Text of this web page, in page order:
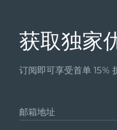
获取独家
订阅即可享受首单 15%
邮箱地址